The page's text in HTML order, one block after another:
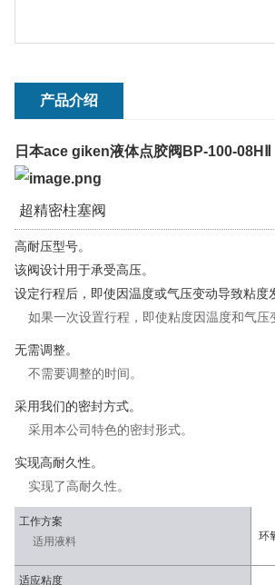
产品介绍
日本ace giken液体点胶阀BP-100-08HⅡ
超精密柱塞阀
高耐压型号。
该阀设计用于承受高压。
设定行程后，即使因温度或气压变动导致粘度
如果一次设置行程，即使粘度因温度和气压
无需调整。
不需要调整的时间。
采用我们的密封方式。
采用本公司特色的密封形式。
实现高耐久性。
实现了高耐久性。
工作方案
适用液料
环
适应粘度